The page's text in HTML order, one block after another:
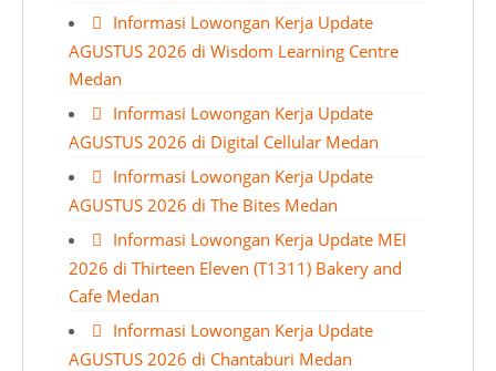
Informasi Lowongan Kerja Update
AGUSTUS 2026 di Wisdom Learning Centre
Medan
Informasi Lowongan Kerja Update
AGUSTUS 2026 di Digital Cellular Medan
Informasi Lowongan Kerja Update
AGUSTUS 2026 di The Bites Medan
Informasi Lowongan Kerja Update MEI
2026 di Thirteen Eleven (T1311) Bakery and
Cafe Medan
Informasi Lowongan Kerja Update
AGUSTUS 2026 di Chantaburi Medan